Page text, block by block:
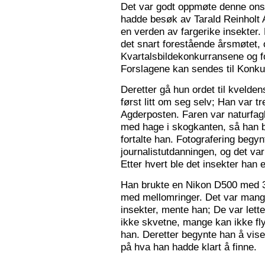
Det var godt oppmøte denne
hadde besøk av Tarald
en verden av fargerike
det snart forestående
Kvartalsbildekonkurransene og
Forslagene kan sendes til
Deretter gå hun ordet til
først litt om seg selv; Han var
Agderposten. Faren var
med hage i skogkanten, så han
fortalte han. Fotografering
journalistutdanningen, og det
Etter hvert ble det insekter han
Han brukte en Nikon D500
med mellomringer. Det var
insekter, mente han; De var
ikke skvetne, mange kan ikke
han. Deretter begynte han å
på hva han hadde klart å finne.